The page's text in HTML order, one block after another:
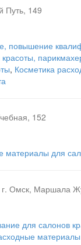
Путь, 149
повышение
, Косметика
152
материалы для
г. Омск, Маршала
для салонов